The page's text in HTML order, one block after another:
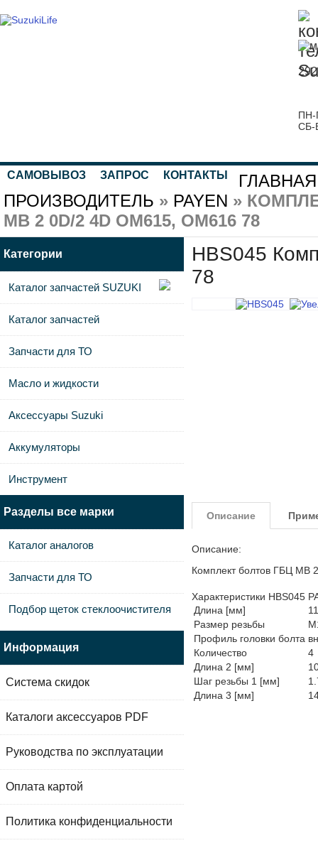
ПН-
СБ-
САМОВЫВОЗ ЗАПРОС КОНТАКТЫ ГЛАВНАЯ
ПРОИЗВОДИТЕЛЬ » PAYEN »
MB 2 0D/2 4D OM615, OM616 78
HBS045
78
Описание
Описание:
Комплект болтов ГБЦ MB
Характеристики HBS045
Длина [мм]
Размер резьбы
Профиль головки болта
Количество
4
Длина 2 [мм]
Шаг резьбы 1 [мм]
Длина 3 [мм]
Категории
Каталог запчастей SUZUKI
Каталог запчастей
Запчасти для ТО
Масло и жидкости
Аксессуары Suzuki
Аккумуляторы
Инструмент
Разделы все марки
Каталог аналогов
Запчасти для ТО
Подбор щеток стеклоочистителя
Информация
Система скидок
Каталоги аксессуаров PDF
Руководства по эксплуатации
Оплата картой
Политика конфиденциальности